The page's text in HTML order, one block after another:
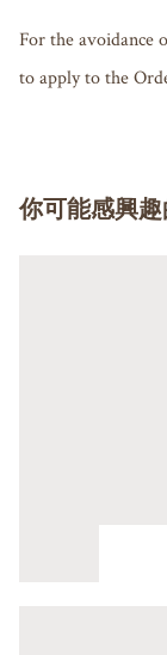
For the avoidance
to apply to the
你可能感興